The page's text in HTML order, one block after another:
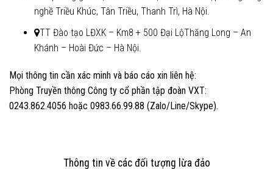
nghề Triều Khúc, Tân Triều, Thanh Trì, Hà Nội.
TT Đào tạo LĐXK – Km8 + 500 Đại LộThăng Long – An
Khánh – Hoài Đức – Hà Nội.
Mọi thông tin cần xác minh và báo cáo xin liên hệ:
Phòng Truyền thông Công ty cổ phần tập đoàn VXT:
0243.862.4056 hoặc 0983.66.99.88 (Zalo/Line/Skype).
Thông tin về các đối tượng lừa đảo